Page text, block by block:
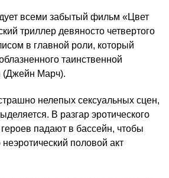
всеми забытый фильм «Цвет
триллер девяносто четвертого
в главной роли, который
таинственной
Марч).
нелепых сексуальных сцен,
В разгар эротического
падают в бассейн, чтобы
половой акт